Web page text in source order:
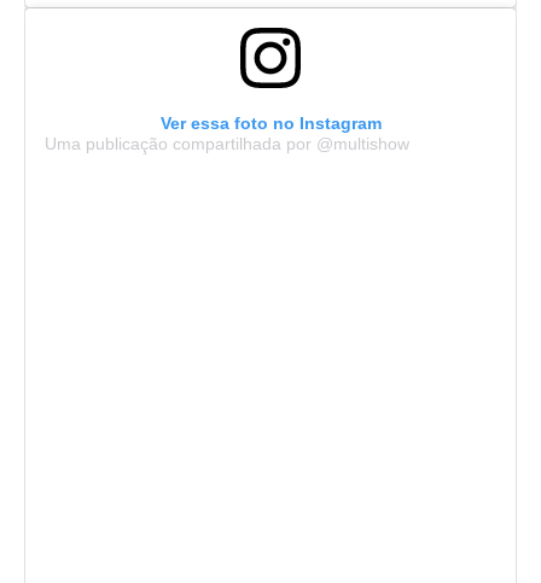
Ver essa foto no Instagram
Uma publicação compartilhada por @multishow